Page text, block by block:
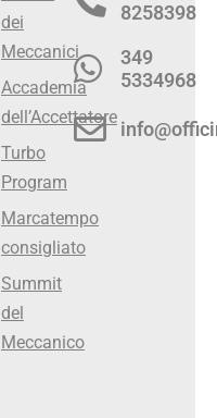
dei
Meccanici
Accademia
dell’Accettatore
Turbo
Program
Marcatempo
consigliato
Summit
del
Meccanico
8258398
349
5334968